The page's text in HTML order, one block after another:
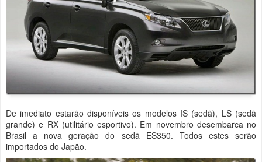
De imediato estarão disponíveis os modelos IS (sedã), LS (sedã
grande) e RX (utilitário esportivo). Em novembro desembarca no
Brasil a nova geração do sedã ES350. Todos estes serão
importados do Japão.